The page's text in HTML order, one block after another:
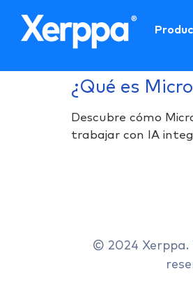
¿Qué es
Descubre cómo
trabajar con IA
© 2024 Xerppa.